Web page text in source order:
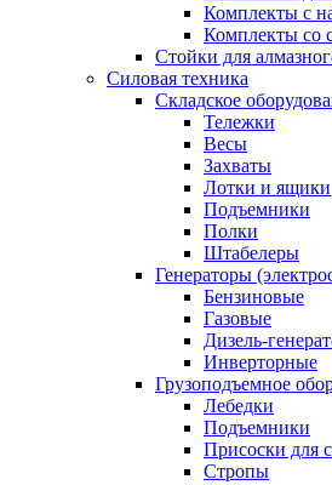
Комплекты с
Комплекты со
Стойки для
Силовая техника
Складское
Тележки
Весы
Захваты
Лотки и ящики
Подъемники
Полки
Штабелеры
Генераторы
Бензиновые
Газовые
Дизель-
Инверторные
Грузоподъемное
Лебедки
Подъемники
Присоски для
Стропы